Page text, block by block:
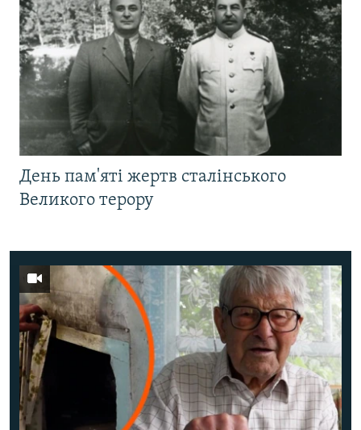
День пам'яті жертв сталінського
Великого терору